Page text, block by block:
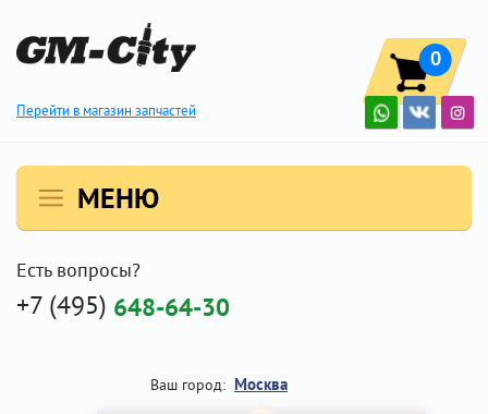
Перейти в магазин запчастей
0
МЕНЮ
Есть вопросы?
+7 (495) 648-64-30
Ваш город: Москва